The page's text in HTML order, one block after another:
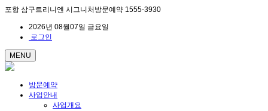
포항 삼구트리니엔 시그니처방문예약 1555-3930
2026년 08월07일 금요일
로그인
MENU
방문예약
사업안내
사업개요